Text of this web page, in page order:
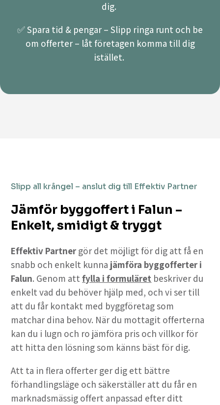
dig.
✅ Spara tid & pengar – Slipp ringa runt och be
om offerter – låt företagen komma till dig
istället.
Slipp all krångel – anslut dig till Effektiv Partner
Jämför byggoffert i Falun –
Enkelt, smidigt & tryggt
Effektiv Partner gör det möjligt för dig att få en
snabb och enkelt kunna jämföra byggofferter i
Falun. Genom attfylla i formuläret beskriver du
enkelt vad du behöver hjälp med, och vi ser till
att du får kontakt med byggföretag som
matchar dina behov. När du mottagit offerterna
kan du i lugn och ro jämföra pris och villkor för
att hitta den lösning som känns bäst för dig.
Att ta in flera offerter ger dig ett bättre
förhandlingsläge och säkerställer att du får en
marknadsmässig offert anpassad efter ditt